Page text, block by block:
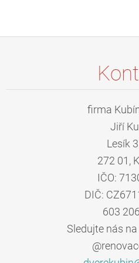
firma
Jiří
Lesík
272 01,
IČO:
DIČ:
603
Sledujte nás